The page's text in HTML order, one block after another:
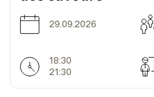
Date
29.09.2026
Horarires
18:30
21:30